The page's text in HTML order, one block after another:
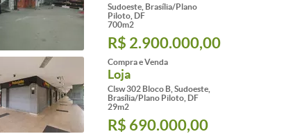
Sudoeste, Brasília/Plano
Piloto, DF
700m2
R$ 2.900.000,00
Compra e Venda
Loja
Clsw 302 Bloco B, Sudoeste,
Brasília/Plano Piloto, DF
29m2
R$ 690.000,00